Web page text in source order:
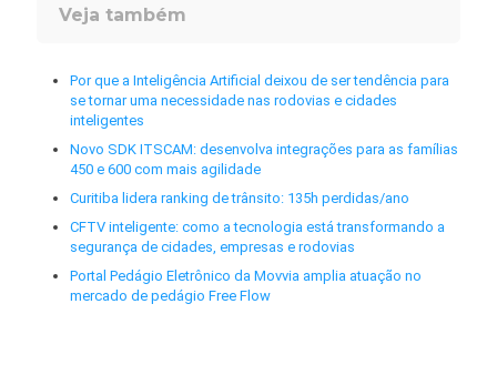
Veja também
Por que a Inteligência Artificial deixou de ser tendência para
se tornar uma necessidade nas rodovias e cidades
inteligentes
Novo SDK ITSCAM: desenvolva integrações para as famílias
450 e 600 com mais agilidade
Curitiba lidera ranking de trânsito: 135h perdidas/ano
CFTV inteligente: como a tecnologia está transformando a
segurança de cidades, empresas e rodovias
Portal Pedágio Eletrônico da Movvia amplia atuação no
mercado de pedágio Free Flow